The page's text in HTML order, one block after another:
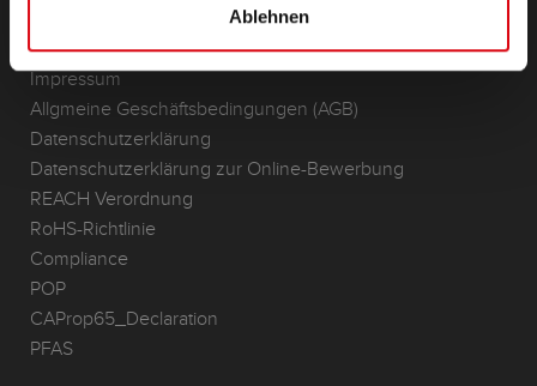
Ablehnen
Infoservice
Impressum
Allgmeine Geschäftsbedingungen (AGB)
Datenschutzerklärung
Datenschutzerklärung zur Online-Bewerbung
REACH Verordnung
RoHS-Richtlinie
Compliance
POP
CAProp65_Declaration
PFAS